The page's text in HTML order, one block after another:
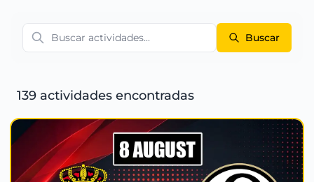
Buscar
139 actividades encontradas